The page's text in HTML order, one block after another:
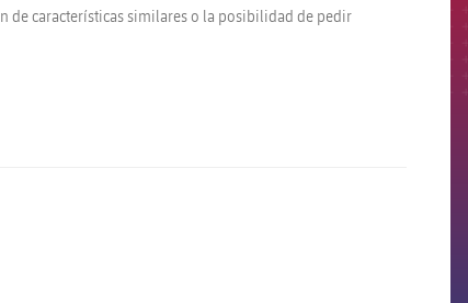
de características similares o la posibilidad de pedir